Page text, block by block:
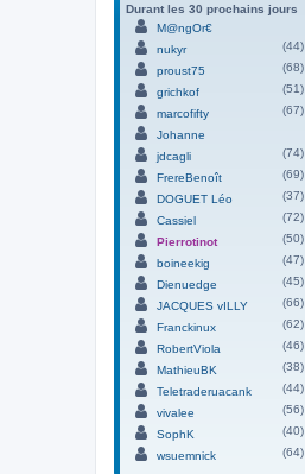
Durant les 30 prochains jours
M@ngOr€
nukyr
(44)
proust75
(68)
grichkof
(51)
marcofifty
(67)
Johanne
jdcagli
(74)
FrereBenoît
(69)
DOGUET Léo
(37)
Cassiel
(72)
Pierrotinot
(50)
boineekig
(47)
Dienuedge
(45)
JACQUES vILLY
(66)
Franckinux
(62)
RobertViola
(46)
MathieuBK
(38)
Teletraderuacank
(44)
vivalee
(56)
SophK
(40)
wsuemnick
(64)